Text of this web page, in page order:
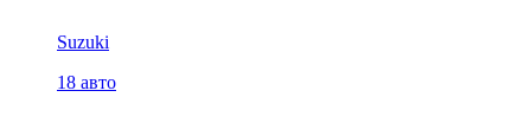
Suzuki
18 авто